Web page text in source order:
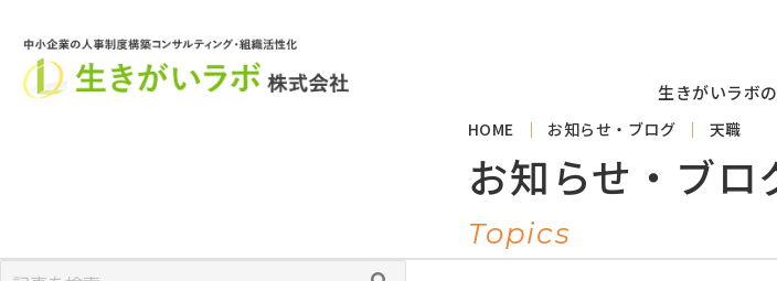
生きがいラボ
HOME お知らせ・ブログ 天職
お知らせ・ブロ
Topics